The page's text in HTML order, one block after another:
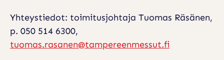
E
S
T
Yhteystiedot: toimitusjohtaja Tuomas Räsänen,
p. 050 514 6300,
tuomas.rasanen@tampereenmessut.fi